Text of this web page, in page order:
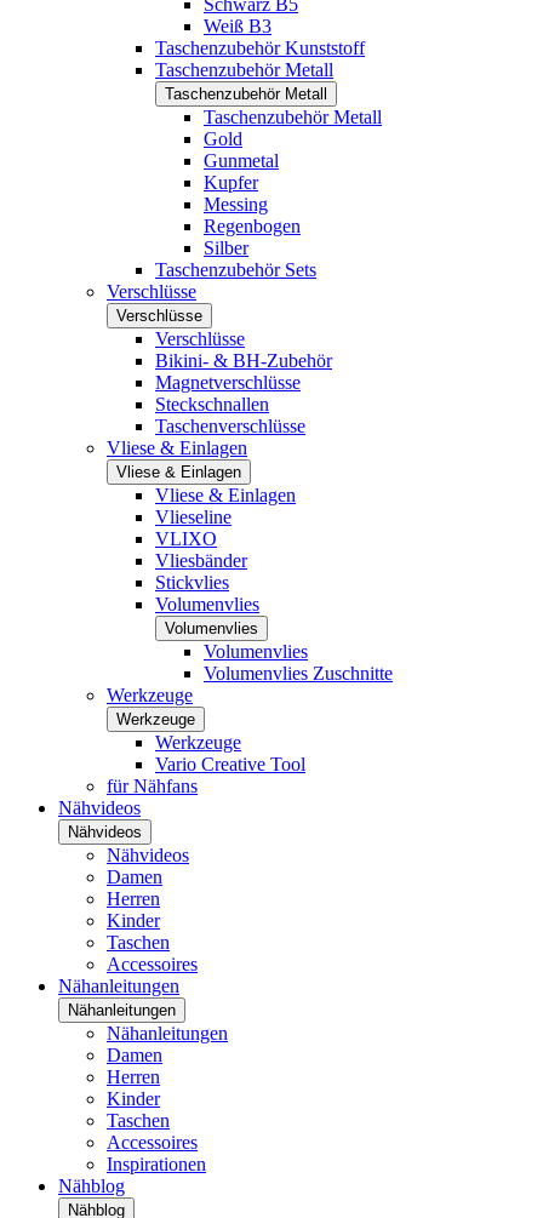
Schwarz B5
Weiß B3
Taschenzubehör Kunststoff
Taschenzubehör Metall
Taschenzubehör Metall
Taschenzubehör Metall
Gold
Gunmetal
Kupfer
Messing
Regenbogen
Silber
Taschenzubehör Sets
Verschlüsse
Verschlüsse
Verschlüsse
Bikini- & BH-Zubehör
Magnetverschlüsse
Steckschnallen
Taschenverschlüsse
Vliese & Einlagen
Vliese & Einlagen
Vliese & Einlagen
Vlieseline
VLIXO
Vliesbänder
Stickvlies
Volumenvlies
Volumenvlies
Volumenvlies
Volumenvlies Zuschnitte
Werkzeuge
Werkzeuge
Werkzeuge
Vario Creative Tool
für Nähfans
Nähvideos
Nähvideos
Nähvideos
Damen
Herren
Kinder
Taschen
Accessoires
Nähanleitungen
Nähanleitungen
Nähanleitungen
Damen
Herren
Kinder
Taschen
Accessoires
Inspirationen
Nähblog
Nähblog